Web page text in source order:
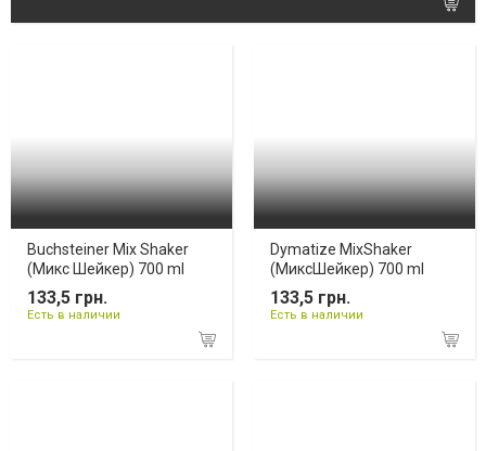
Buchsteiner Mix Shaker
(Микс Шейкер) 700 ml
133,5 грн.
Есть в наличии
Dymatize MixShaker
(МиксШейкер) 700 ml
133,5 грн.
Есть в наличии